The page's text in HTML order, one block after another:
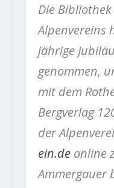
Die
Alpenvereins
jährige
genommen,
mit dem
Bergverlag
der
ein.deonline
Ammergauer